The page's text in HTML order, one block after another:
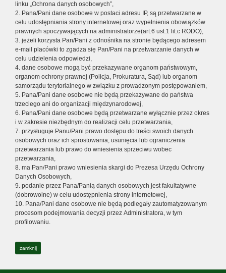
linku „Ochrona danych osobowych”,
2. Pana/Pani dane osobowe w postaci adresu IP, są przetwarzane w
celu udostępniania strony internetowej oraz wypełnienia obowiązków
prawnych spoczywających na administratorze(art.6 ust.1 lit.c RODO),
3. jeżeli korzysta Pan/Pani z odnośnika na stronie będącego adresem
e-mail placówki to zgadza się Pan/Pani na przetwarzanie danych w
celu udzielenia odpowiedzi,
4. dane osobowe mogą być przekazywane organom państwowym,
organom ochrony prawnej (Policja, Prokuratura, Sąd) lub organom
samorządu terytorialnego w związku z prowadzonym postępowaniem,
5. Pana/Pani dane osobowe nie będą przekazywane do państwa
trzeciego ani do organizacji międzynarodowej,
6. Pana/Pani dane osobowe będą przetwarzane wyłącznie przez okres
i w zakresie niezbędnym do realizacji celu przetwarzania,
7. przysługuje Panu/Pani prawo dostępu do treści swoich danych
osobowych oraz ich sprostowania, usunięcia lub ograniczenia
przetwarzania lub prawo do wniesienia sprzeciwu wobec
przetwarzania,
8. ma Pan/Pani prawo wniesienia skargi do Prezesa Urzędu Ochrony
Danych Osobowych,
9. podanie przez Pana/Panią danych osobowych jest fakultatywne
(dobrowolne) w celu udostępnienia strony internetowej,
10. Pana/Pani dane osobowe nie będą podlegały zautomatyzowanym
procesom podejmowania decyzji przez Administratora, w tym
profilowaniu.
zamknij